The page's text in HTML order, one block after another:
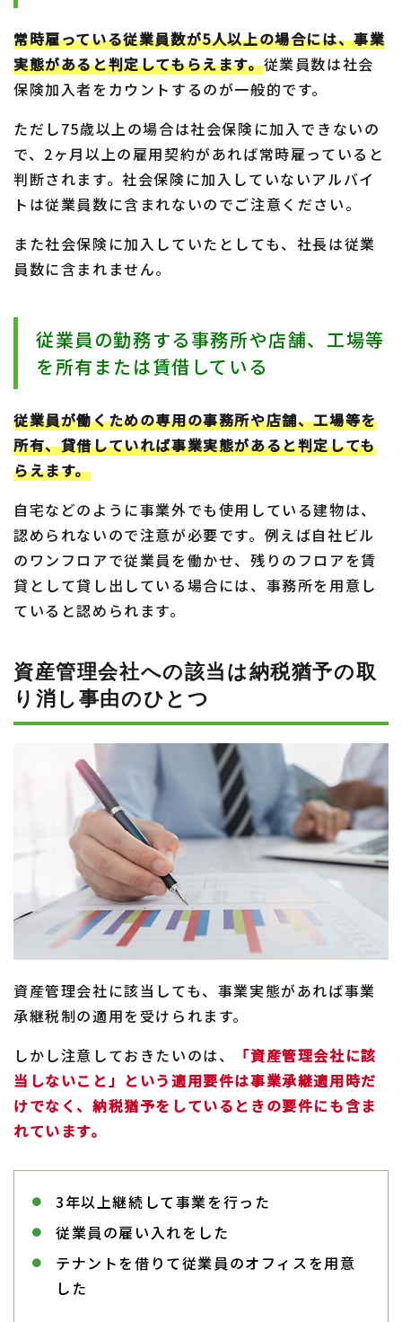
常時雇っている従業員数が5人以上の場合には、事業
実態があると判定してもらえます。従業員数は社会
保険加入者をカウントするのが一般的です。
ただし75歳以上の場合は社会保険に加入できないの
で、2ヶ月以上の雇用契約があれば常時雇っていると
判断されます。社会保険に加入していないアルバイ
トは従業員数に含まれないのでご注意ください。
また社会保険に加入していたとしても、社長は従業
員数に含まれません。
従業員の勤務する事務所や店舗、工場等
を所有または賃借している
従業員が働くための専用の事務所や店舗、工場等を
所有、貸借していれば事業実態があると判定しても
らえます。
自宅などのように事業外でも使用している建物は、
認められないので注意が必要です。例えば自社ビル
のワンフロアで従業員を働かせ、残りのフロアを賃
貸として貸し出している場合には、事務所を用意し
ていると認められます。
資産管理会社への該当は納税猶予の取
り消し事由のひとつ
資産管理会社に該当しても、事業実態があれば事業
承継税制の適用を受けられます。
しかし注意しておきたいのは、
「資産管理会社に該
当しないこと」という適用要件は事業承継適用時だ
けでなく、納税猶予をしているときの要件にも含ま
れています。
3年以上継続して事業を行った
従業員の雇い入れをした
テナントを借りて従業員のオフィスを用意
した